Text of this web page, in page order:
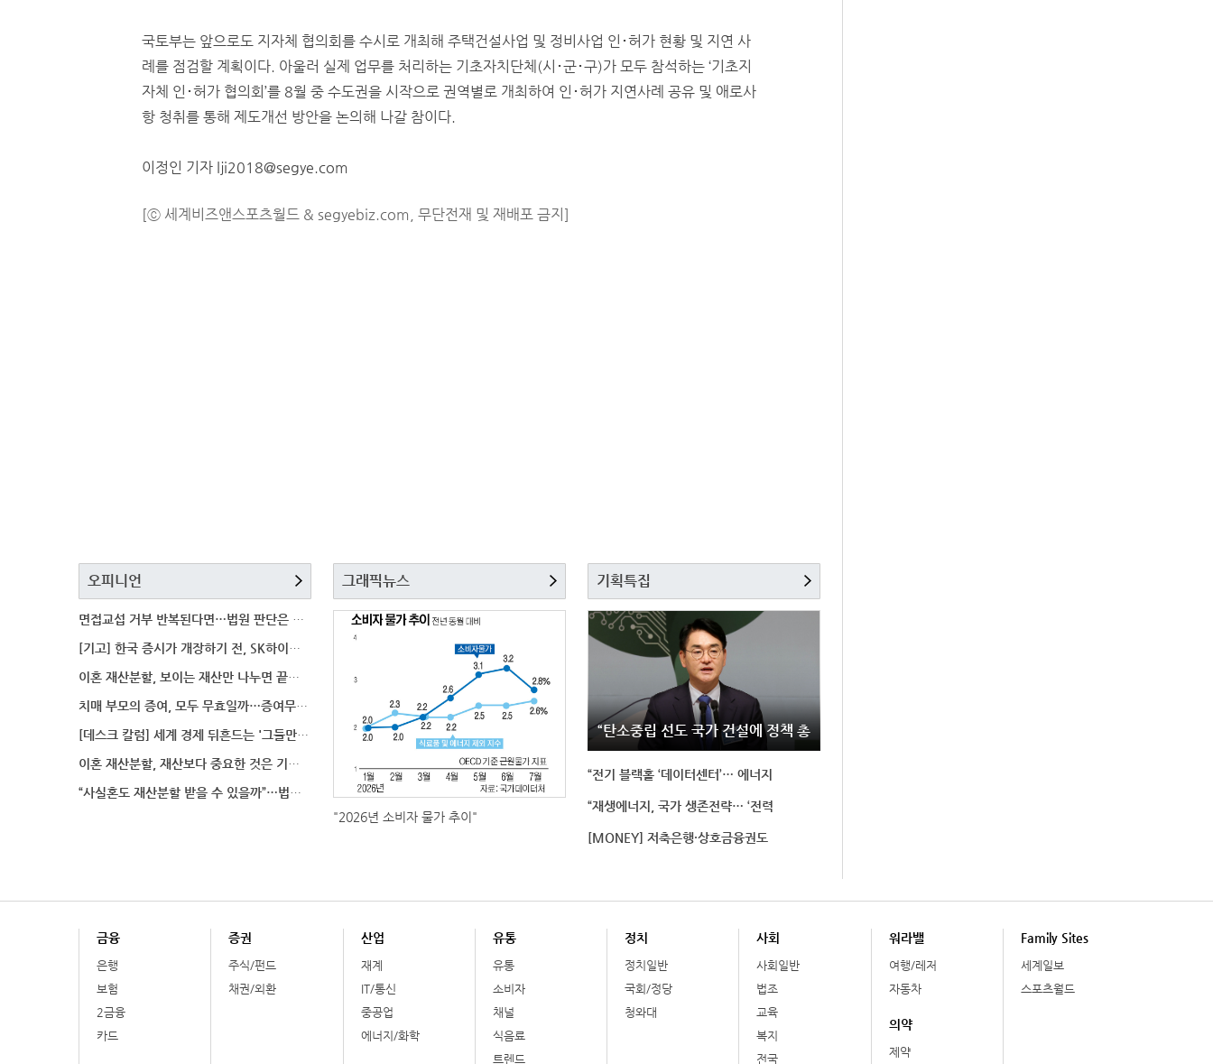
국토부는 앞으로도 지자체 협의회를 수시로 개최해 주택건설사업 및 정비사업 인･허가 현황 및 지연 사
례를 점검할 계획이다. 아울러 실제 업무를 처리하는 기초자치단체(시･군･구)가 모두 참석하는 ‘기초지
자체 인･허가 협의회’를 8월 중 수도권을 시작으로 권역별로 개최하여 인･허가 지연사례 공유 및 애로사
항 청취를 통해 제도개선 방안을 논의해 나갈 참이다.
이정인 기자 lji2018@segye.com
[ⓒ 세계비즈앤스포츠월드 & segyebiz.com, 무단전재 및 재배포 금지]
오피니언
면접교섭 거부 반복된다면…법원 판단은 달라질까
[기고] 한국 증시가 개장하기 전, SK하이닉스 가격은
이혼 재산분할, 보이는 재산만 나누면 끝일까…숨겨진 자
치매 부모의 증여, 모두 무효일까…증여무효 분쟁에서 법
[데스크 칼럼] 세계 경제 뒤흔드는 '그들만의 언어'
이혼 재산분할, 재산보다 중요한 것은 기여도 입증
“사실혼도 재산분할 받을 수 있을까”…법원이 살펴보는
그래픽뉴스
"2026년 소비자 물가 추이"
기획특집
“탄소중립 선도 국가 건설에 정책 총
“전기 블랙홀 ‘데이터센터’… 에너지
“재생에너지, 국가 생존전략… ‘전력
[MONEY] 저축은행·상호금융권도
금융
은행
보험
2금융
카드
증권
주식/펀드
채권/외환
산업
재계
IT/통신
중공업
에너지/화학
유통
유통
소비자
채널
식음료
트렌드
정치
정치일반
국회/정당
청와대
사회
사회일반
법조
교육
복지
전국
워라밸
여행/레저
자동차
의약
제약
Family Sites
세계일보
스포츠월드